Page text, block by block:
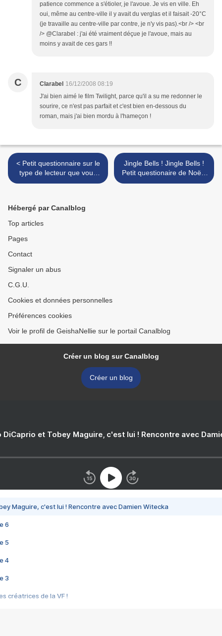
patience commence a s'étioler, je l'avoue. Je vis en ville. Eh
oui, même au centre-ville il y avait du verglas et il faisait -20°C
(je travaille au centre-ville par contre, je n'y vis pas).<br /> <br
/> @Clarabel : j'ai été vraiment déçue je l'avoue, mais au
moins y avait de ces gars !!
C Clarabel 16/12/2008 08:19
J'ai bien aimé le film Twilight, parce qu'il a su me redonner le
sourire, ce n'est pas parfait et c'est bien en-dessous du
roman, mais j'ai bien mordu à l'hameçon !
< Petit questionnaire sur le
type de lecteur que vous
êtes
Jingle Bells ! Jingle Bells !
Petit questionaire de Noël !
>
Hébergé par Canalblog
Top articles
Pages
Contact
Signaler un abus
C.G.U.
Cookies et données personnelles
Préférences cookies
Voir le profil de GeishaNellie sur le portail Canalblog
Créer un blog sur Canalblog
Créer un blog
DiCaprio et Tobey Maguire, c'est lui ! Rencontre avec
Maguire, c'est lui ! Rencontre avec Damien Witecka
6
5
4
3
créatrices de la VF !